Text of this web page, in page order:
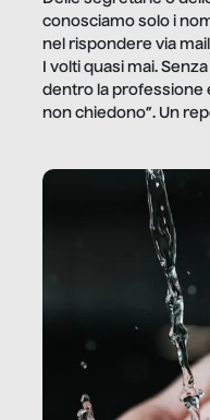
conosciamo solo i
nel rispondere via
I volti quasi mai.
dentro la professione
non chiedono”. Un